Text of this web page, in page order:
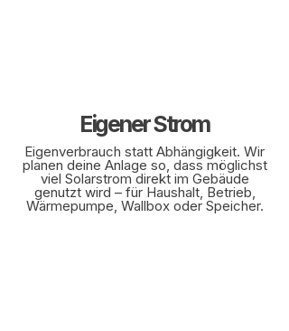
Eigener Strom
Eigenverbrauch statt Abhängigkeit. Wir
planen deine Anlage so, dass möglichst
viel Solarstrom direkt im Gebäude
genutzt wird – für Haushalt, Betrieb,
Wärmepumpe, Wallbox oder Speicher.